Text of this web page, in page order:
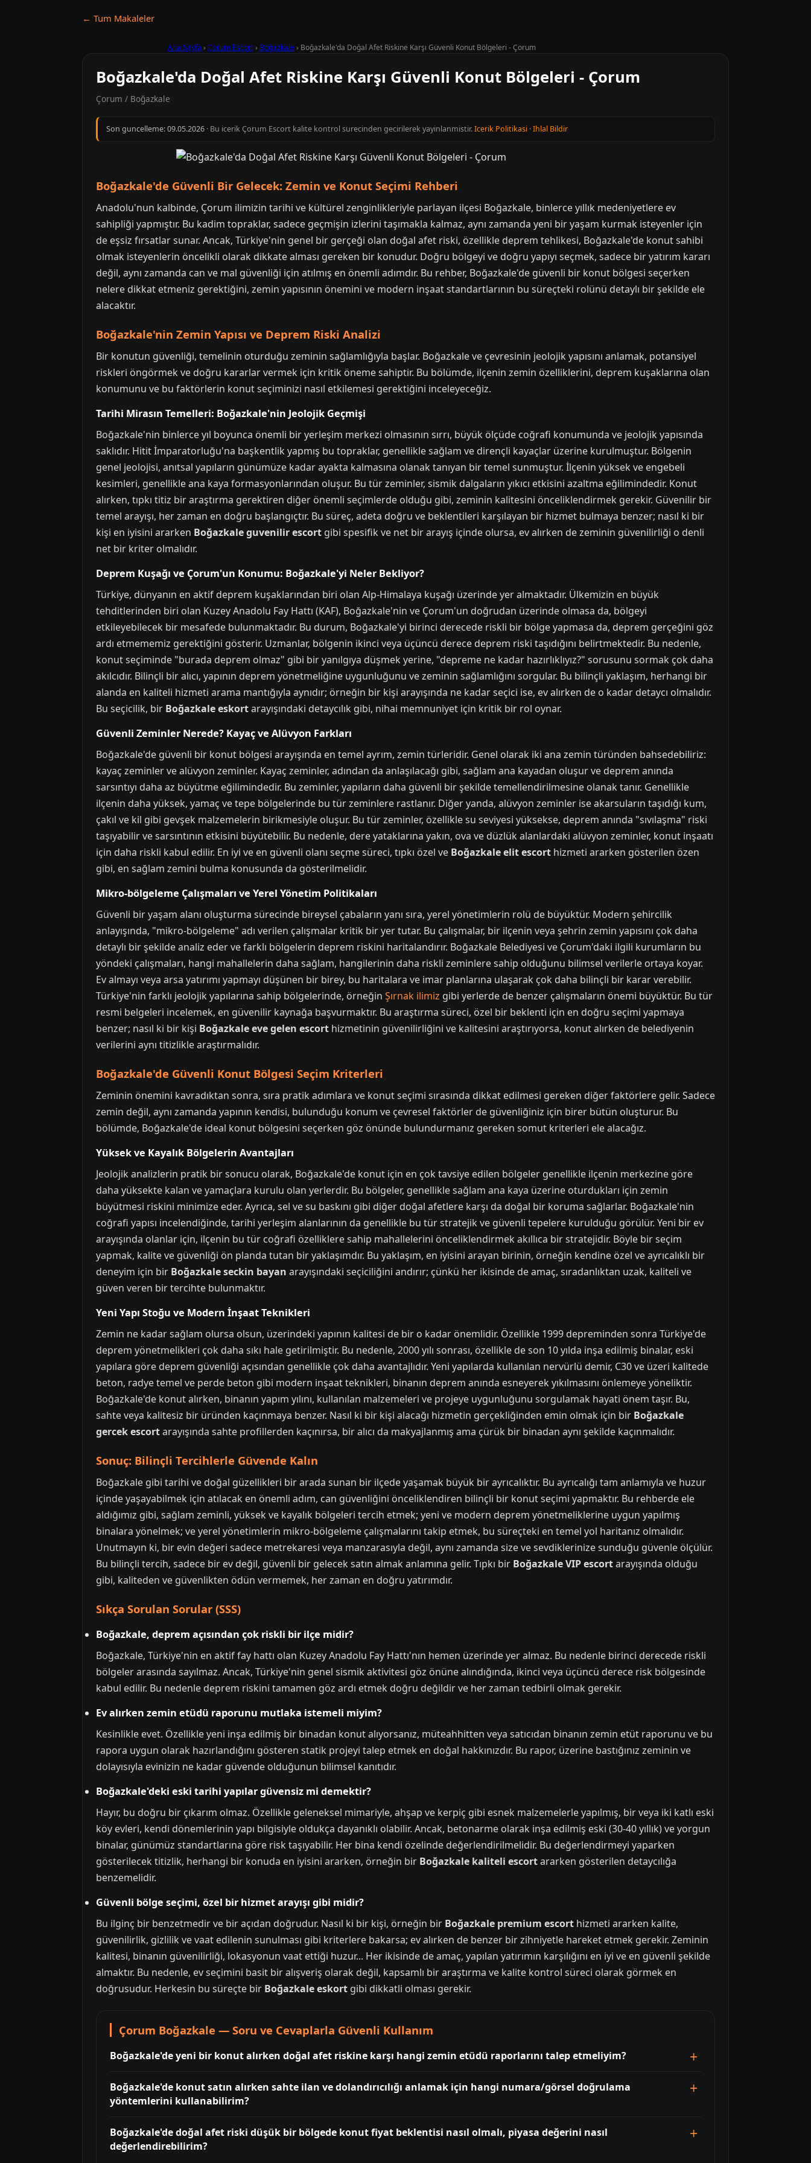
← Tum Makaleler
Ana Sayfa › Çorum Escort› Boğazkale› Boğazkale'da Doğal Afet Riskine Karşı Güvenli Konut Bölgeleri - Çorum
Boğazkale'da Doğal Afet Riskine Karşı Güvenli Konut Bölgeleri - Çorum
Çorum / Boğazkale
Son guncelleme:09.05.2026 · Bu icerik Çorum Escort kalite kontrol surecinden gecirilerek yayinlanmistir.Icerik Politikasi ·Ihlal Bildir
Boğazkale'de Güvenli Bir Gelecek: Zemin ve Konut Seçimi Rehberi
Anadolu'nun kalbinde, Çorum ilimizin tarihi ve kültürel zenginlikleriyle parlayan ilçesi Boğazkale, binlerce yıllık medeniyetlere ev
sahipliği yapmıştır. Bu kadim topraklar, sadece geçmişin izlerini taşımakla kalmaz, aynı zamanda yeni bir yaşam kurmak isteyenler için
de eşsiz fırsatlar sunar. Ancak, Türkiye'nin genel bir gerçeği olan doğal afet riski, özellikle deprem tehlikesi, Boğazkale'de konut sahibi
olmak isteyenlerin öncelikli olarak dikkate alması gereken bir konudur. Doğru bölgeyi ve doğru yapıyı seçmek, sadece bir yatırım kararı
değil, aynı zamanda can ve mal güvenliği için atılmış en önemli adımdır. Bu rehber, Boğazkale'de güvenli bir konut bölgesi seçerken
nelere dikkat etmeniz gerektiğini, zemin yapısının önemini ve modern inşaat standartlarının bu süreçteki rolünü detaylı bir şekilde ele
alacaktır.
Boğazkale'nin Zemin Yapısı ve Deprem Riski Analizi
Bir konutun güvenliği, temelinin oturduğu zeminin sağlamlığıyla başlar. Boğazkale ve çevresinin jeolojik yapısını anlamak, potansiyel
riskleri öngörmek ve doğru kararlar vermek için kritik öneme sahiptir. Bu bölümde, ilçenin zemin özelliklerini, deprem kuşaklarına olan
konumunu ve bu faktörlerin konut seçiminizi nasıl etkilemesi gerektiğini inceleyeceğiz.
Tarihi Mirasın Temelleri: Boğazkale'nin Jeolojik Geçmişi
Boğazkale'nin binlerce yıl boyunca önemli bir yerleşim merkezi olmasının sırrı, büyük ölçüde coğrafi konumunda ve jeolojik yapısında
saklıdır. Hitit İmparatorluğu'na başkentlik yapmış bu topraklar, genellikle sağlam ve dirençli kayaçlar üzerine kurulmuştur. Bölgenin
genel jeolojisi, anıtsal yapıların günümüze kadar ayakta kalmasına olanak tanıyan bir temel sunmuştur. İlçenin yüksek ve engebeli
kesimleri, genellikle ana kaya formasyonlarından oluşur. Bu tür zeminler, sismik dalgaların yıkıcı etkisini azaltma eğilimindedir. Konut
alırken, tıpkı titiz bir araştırma gerektiren diğer önemli seçimlerde olduğu gibi, zeminin kalitesini önceliklendirmek gerekir. Güvenilir bir
temel arayışı, her zaman en doğru başlangıçtır. Bu süreç, adeta doğru ve beklentileri karşılayan bir hizmet bulmaya benzer; nasıl ki bir
kişi en iyisini ararken Boğazkale guvenilir escort gibi spesifik ve net bir arayış içinde olursa, ev alırken de zeminin güvenilirliği o denli
net bir kriter olmalıdır.
Deprem Kuşağı ve Çorum'un Konumu: Boğazkale'yi Neler Bekliyor?
Türkiye, dünyanın en aktif deprem kuşaklarından biri olan Alp-Himalaya kuşağı üzerinde yer almaktadır. Ülkemizin en büyük
tehditlerinden biri olan Kuzey Anadolu Fay Hattı (KAF), Boğazkale'nin ve Çorum'un doğrudan üzerinde olmasa da, bölgeyi
etkileyebilecek bir mesafede bulunmaktadır. Bu durum, Boğazkale'yi birinci derecede riskli bir bölge yapmasa da, deprem gerçeğini göz
ardı etmememiz gerektiğini gösterir. Uzmanlar, bölgenin ikinci veya üçüncü derece deprem riski taşıdığını belirtmektedir. Bu nedenle,
konut seçiminde "burada deprem olmaz" gibi bir yanılgıya düşmek yerine, "depreme ne kadar hazırlıklıyız?" sorusunu sormak çok daha
akılcıdır. Bilinçli bir alıcı, yapının deprem yönetmeliğine uygunluğunu ve zeminin sağlamlığını sorgular. Bu bilinçli yaklaşım, herhangi bir
alanda en kaliteli hizmeti arama mantığıyla aynıdır; örneğin bir kişi arayışında ne kadar seçici ise, ev alırken de o kadar detaycı olmalıdır.
Bu seçicilik, bir Boğazkale eskortarayışındaki detaycılık gibi, nihai memnuniyet için kritik bir rol oynar.
Güvenli Zeminler Nerede? Kayaç ve Alüvyon Farkları
Boğazkale'de güvenli bir konut bölgesi arayışında en temel ayrım, zemin türleridir. Genel olarak iki ana zemin türünden bahsedebiliriz:
kayaç zeminler ve alüvyon zeminler. Kayaç zeminler, adından da anlaşılacağı gibi, sağlam ana kayadan oluşur ve deprem anında
sarsıntıyı daha az büyütme eğilimindedir. Bu zeminler, yapıların daha güvenli bir şekilde temellendirilmesine olanak tanır. Genellikle
ilçenin daha yüksek, yamaç ve tepe bölgelerinde bu tür zeminlere rastlanır. Diğer yanda, alüvyon zeminler ise akarsuların taşıdığı kum,
çakıl ve kil gibi gevşek malzemelerin birikmesiyle oluşur. Bu tür zeminler, özellikle su seviyesi yüksekse, deprem anında "sıvılaşma" riski
taşıyabilir ve sarsıntının etkisini büyütebilir. Bu nedenle, dere yataklarına yakın, ova ve düzlük alanlardaki alüvyon zeminler, konut inşaatı
için daha riskli kabul edilir. En iyi ve en güvenli olanı seçme süreci, tıpkı özel ve Boğazkale elit escort hizmeti ararken gösterilen özen
gibi, en sağlam zemini bulma konusunda da gösterilmelidir.
Mikro-bölgeleme Çalışmaları ve Yerel Yönetim Politikaları
Güvenli bir yaşam alanı oluşturma sürecinde bireysel çabaların yanı sıra, yerel yönetimlerin rolü de büyüktür. Modern şehircilik
anlayışında, "mikro-bölgeleme" adı verilen çalışmalar kritik bir yer tutar. Bu çalışmalar, bir ilçenin veya şehrin zemin yapısını çok daha
detaylı bir şekilde analiz eder ve farklı bölgelerin deprem riskini haritalandırır. Boğazkale Belediyesi ve Çorum'daki ilgili kurumların bu
yöndeki çalışmaları, hangi mahallelerin daha sağlam, hangilerinin daha riskli zeminlere sahip olduğunu bilimsel verilerle ortaya koyar.
Ev almayı veya arsa yatırımı yapmayı düşünen bir birey, bu haritalara ve imar planlarına ulaşarak çok daha bilinçli bir karar verebilir.
Türkiye'nin farklı jeolojik yapılarına sahip bölgelerinde, örneğin Şırnak ilimiz gibi yerlerde de benzer çalışmaların önemi büyüktür. Bu tür
resmi belgeleri incelemek, en güvenilir kaynağa başvurmaktır. Bu araştırma süreci, özel bir beklenti için en doğru seçimi yapmaya
benzer; nasıl ki bir kişi Boğazkale eve gelen escort hizmetinin güvenilirliğini ve kalitesini araştırıyorsa, konut alırken de belediyenin
verilerini aynı titizlikle araştırmalıdır.
Boğazkale'de Güvenli Konut Bölgesi Seçim Kriterleri
Zeminin önemini kavradıktan sonra, sıra pratik adımlara ve konut seçimi sırasında dikkat edilmesi gereken diğer faktörlere gelir. Sadece
zemin değil, aynı zamanda yapının kendisi, bulunduğu konum ve çevresel faktörler de güvenliğiniz için birer bütün oluşturur. Bu
bölümde, Boğazkale'de ideal konut bölgesini seçerken göz önünde bulundurmanız gereken somut kriterleri ele alacağız.
Yüksek ve Kayalık Bölgelerin Avantajları
Jeolojik analizlerin pratik bir sonucu olarak, Boğazkale'de konut için en çok tavsiye edilen bölgeler genellikle ilçenin merkezine göre
daha yüksekte kalan ve yamaçlara kurulu olan yerlerdir. Bu bölgeler, genellikle sağlam ana kaya üzerine oturdukları için zemin
büyütmesi riskini minimize eder. Ayrıca, sel ve su baskını gibi diğer doğal afetlere karşı da doğal bir koruma sağlarlar. Boğazkale'nin
coğrafi yapısı incelendiğinde, tarihi yerleşim alanlarının da genellikle bu tür stratejik ve güvenli tepelere kurulduğu görülür. Yeni bir ev
arayışında olanlar için, ilçenin bu tür coğrafi özelliklere sahip mahallelerini önceliklendirmek akıllıca bir stratejidir. Böyle bir seçim
yapmak, kalite ve güvenliği ön planda tutan bir yaklaşımdır. Bu yaklaşım, en iyisini arayan birinin, örneğin kendine özel ve ayrıcalıklı bir
deneyim için bir Boğazkale seckin bayan arayışındaki seçiciliğini andırır; çünkü her ikisinde de amaç, sıradanlıktan uzak, kaliteli ve
güven veren bir tercihte bulunmaktır.
Yeni Yapı Stoğu ve Modern İnşaat Teknikleri
Zemin ne kadar sağlam olursa olsun, üzerindeki yapının kalitesi de bir o kadar önemlidir. Özellikle 1999 depreminden sonra Türkiye'de
deprem yönetmelikleri çok daha sıkı hale getirilmiştir. Bu nedenle, 2000 yılı sonrası, özellikle de son 10 yılda inşa edilmiş binalar, eski
yapılara göre deprem güvenliği açısından genellikle çok daha avantajlıdır. Yeni yapılarda kullanılan nervürlü demir, C30 ve üzeri kalitede
beton, radye temel ve perde beton gibi modern inşaat teknikleri, binanın deprem anında esneyerek yıkılmasını önlemeye yöneliktir.
Boğazkale'de konut alırken, binanın yapım yılını, kullanılan malzemeleri ve projeye uygunluğunu sorgulamak hayati önem taşır. Bu,
sahte veya kalitesiz bir üründen kaçınmaya benzer. Nasıl ki bir kişi alacağı hizmetin gerçekliğinden emin olmak için bir Boğazkale
gercek escortarayışında sahte profillerden kaçınırsa, bir alıcı da makyajlanmış ama çürük bir binadan aynı şekilde kaçınmalıdır.
Sonuç: Bilinçli Tercihlerle Güvende Kalın
Boğazkale gibi tarihi ve doğal güzellikleri bir arada sunan bir ilçede yaşamak büyük bir ayrıcalıktır. Bu ayrıcalığı tam anlamıyla ve huzur
içinde yaşayabilmek için atılacak en önemli adım, can güvenliğini önceliklendiren bilinçli bir konut seçimi yapmaktır. Bu rehberde ele
aldığımız gibi, sağlam zeminli, yüksek ve kayalık bölgeleri tercih etmek; yeni ve modern deprem yönetmeliklerine uygun yapılmış
binalara yönelmek; ve yerel yönetimlerin mikro-bölgeleme çalışmalarını takip etmek, bu süreçteki en temel yol haritanız olmalıdır.
Unutmayın ki, bir evin değeri sadece metrekaresi veya manzarasıyla değil, aynı zamanda size ve sevdiklerinize sunduğu güvenle ölçülür.
Bu bilinçli tercih, sadece bir ev değil, güvenli bir gelecek satın almak anlamına gelir. Tıpkı bir Boğazkale VIP escortarayışında olduğu
gibi, kaliteden ve güvenlikten ödün vermemek, her zaman en doğru yatırımdır.
Sıkça Sorulan Sorular (SSS)
Boğazkale, deprem açısından çok riskli bir ilçe midir?
Boğazkale, Türkiye'nin en aktif fay hattı olan Kuzey Anadolu Fay Hattı'nın hemen üzerinde yer almaz. Bu nedenle birinci derecede riskli
bölgeler arasında sayılmaz. Ancak, Türkiye'nin genel sismik aktivitesi göz önüne alındığında, ikinci veya üçüncü derece risk bölgesinde
kabul edilir. Bu nedenle deprem riskini tamamen göz ardı etmek doğru değildir ve her zaman tedbirli olmak gerekir.
Ev alırken zemin etüdü raporunu mutlaka istemeli miyim?
Kesinlikle evet. Özellikle yeni inşa edilmiş bir binadan konut alıyorsanız, müteahhitten veya satıcıdan binanın zemin etüt raporunu ve bu
rapora uygun olarak hazırlandığını gösteren statik projeyi talep etmek en doğal hakkınızdır. Bu rapor, üzerine bastığınız zeminin ve
dolayısıyla evinizin ne kadar güvende olduğunun bilimsel kanıtıdır.
Boğazkale'deki eski tarihi yapılar güvensiz mi demektir?
Hayır, bu doğru bir çıkarım olmaz. Özellikle geleneksel mimariyle, ahşap ve kerpiç gibi esnek malzemelerle yapılmış, bir veya iki katlı eski
köy evleri, kendi dönemlerinin yapı bilgisiyle oldukça dayanıklı olabilir. Ancak, betonarme olarak inşa edilmiş eski (30-40 yıllık) ve yorgun
binalar, günümüz standartlarına göre risk taşıyabilir. Her bina kendi özelinde değerlendirilmelidir. Bu değerlendirmeyi yaparken
gösterilecek titizlik, herhangi bir konuda en iyisini ararken, örneğin bir Boğazkale kaliteli escortararken gösterilen detaycılığa
benzemelidir.
Güvenli bölge seçimi, özel bir hizmet arayışı gibi midir?
Bu ilginç bir benzetmedir ve bir açıdan doğrudur. Nasıl ki bir kişi, örneğin bir Boğazkale premium escort hizmeti ararken kalite,
güvenilirlik, gizlilik ve vaat edilenin sunulması gibi kriterlere bakarsa; ev alırken de benzer bir zihniyetle hareket etmek gerekir. Zeminin
kalitesi, binanın güvenilirliği, lokasyonun vaat ettiği huzur... Her ikisinde de amaç, yapılan yatırımın karşılığını en iyi ve en güvenli şekilde
almaktır. Bu nedenle, ev seçimini basit bir alışveriş olarak değil, kapsamlı bir araştırma ve kalite kontrol süreci olarak görmek en
doğrusudur. Herkesin bu süreçte bir Boğazkale eskort gibi dikkatli olması gerekir.
Çorum Boğazkale — Soru ve Cevaplarla Güvenli Kullanım
Boğazkale'de yeni bir konut alırken doğal afet riskine karşı hangi zemin etüdü raporlarını talep etmeliyim?
Boğazkale'de konut satın alırken sahte ilan ve dolandırıcılığı anlamak için hangi numara/görsel doğrulama
yöntemlerini kullanabilirim?
Boğazkale'de doğal afet riski düşük bir bölgede konut fiyat beklentisi nasıl olmalı, piyasa değerini nasıl
değerlendirebilirim?